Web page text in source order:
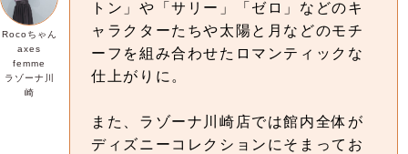
Rocoちゃん
axes
femme
ラゾーナ川
崎
トン」や「サリー」「ゼロ」などのキ
ャラクターたちや太陽と月などのモチ
ーフを組み合わせたロマンティックな
仕上がりに。
また、ラゾーナ川崎店では館内全体が
ディズニーコレクションにそまってお